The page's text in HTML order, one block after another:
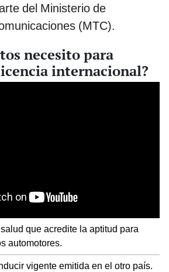
del Ministerio de
(MTC).
necesito para
internacional?
que acredite la aptitud para
automotores.
vigente emitida en el otro país.